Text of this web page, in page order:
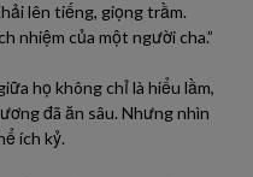
lên tiếng, giọng trầm.
nhiệm của một người cha.”
họ không chỉ là hiểu lầm,
đã ăn sâu. Nhưng nhìn
ích kỷ.